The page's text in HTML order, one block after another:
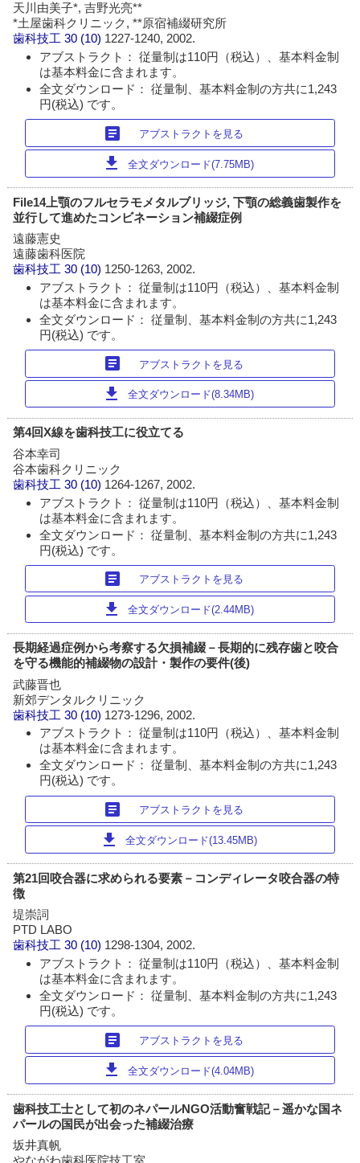
天川由美子*, 吉野光亮**
*土屋歯科クリニック, **原宿補綴研究所
歯科技工 30 (10) 1227-1240, 2002.
アブストラクト： 従量制は110円（税込）、基本料金制
は基本料金に含まれます。
全文ダウンロード： 従量制、基本料金制の方共に1,243
円(税込) です。
article アブストラクトを見る
download 全文ダウンロード(7.75MB)
File14上顎のフルセラモメタルブリッジ, 下顎の総義歯製作を
並行して進めたコンビネーション補綴症例
遠藤憲史
遠藤歯科医院
歯科技工 30 (10) 1250-1263, 2002.
アブストラクト： 従量制は110円（税込）、基本料金制
は基本料金に含まれます。
全文ダウンロード： 従量制、基本料金制の方共に1,243
円(税込) です。
article アブストラクトを見る
download 全文ダウンロード(8.34MB)
第4回X線を歯科技工に役立てる
谷本幸司
谷本歯科クリニック
歯科技工 30 (10) 1264-1267, 2002.
アブストラクト： 従量制は110円（税込）、基本料金制
は基本料金に含まれます。
全文ダウンロード： 従量制、基本料金制の方共に1,243
円(税込) です。
article アブストラクトを見る
download 全文ダウンロード(2.44MB)
長期経過症例から考察する欠損補綴－長期的に残存歯と咬合
を守る機能的補綴物の設計・製作の要件(後)
武藤晋也
新郊デンタルクリニック
歯科技工 30 (10) 1273-1296, 2002.
アブストラクト： 従量制は110円（税込）、基本料金制
は基本料金に含まれます。
全文ダウンロード： 従量制、基本料金制の方共に1,243
円(税込) です。
article アブストラクトを見る
download 全文ダウンロード(13.45MB)
第21回咬合器に求められる要素－コンディレータ咬合器の特
徴
堤崇詞
PTD LABO
歯科技工 30 (10) 1298-1304, 2002.
アブストラクト： 従量制は110円（税込）、基本料金制
は基本料金に含まれます。
全文ダウンロード： 従量制、基本料金制の方共に1,243
円(税込) です。
article アブストラクトを見る
download 全文ダウンロード(4.04MB)
歯科技工士として初のネパールNGO活動奮戦記－遥かな国ネ
パールの国民が出会った補綴治療
坂井真帆